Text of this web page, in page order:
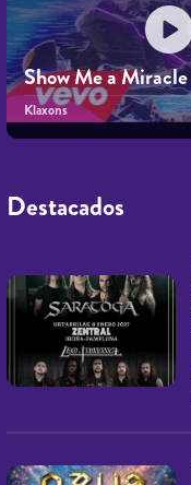
Show Me a Miracle
Klaxons
Destacados